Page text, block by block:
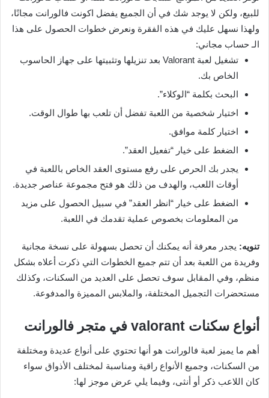
للبيع، ولكن لا يوجد شك في أن الجميع يفضل اكونت فالورانت مجانًا،
ولهذا نسهل عليك في هذه الفقرة ونعرض خطوات الحصول على هذا
الـ حساب مجاني:
تشغيل لعبة Valorant بعد تنزيلها وتثبيتها على جهاز الحاسوب
الخاص بك.
البحث بكلمة “الوكلاء”.
اختيار شخصية من اللعبة تفضل أن تلعب بها طوال الوقت.
اختيار كلمة موافق.
الضغط على خيار “تفعيل العقد”.
يجدر بك الحرص على رفع مستوى العقد الخاص باللعبة في
أوقات اللعب، والهدف من ذلك هو فتح مجموعة عناصر جديدة.
الضغط على خيار “انظر العقد” في سبيل الحصول على مزيد
من المعلومات بخصوص عملية تقدمك في اللعبة.
تنويه: يجدر معرفة أنه يمكنك أن تحصل بسهولة على نسخة مجانية
وفريدة من اللعبة بعد أن تتم جميع الخطوات التي ذكرت أعلاه بشكل
منظم، وفي المقابل سوف تحصل على العديد من السكنات، وكذلك
مستحضرات التجميل المختلفة، والملابس المميزة والمدفوعة.
أنواع سكنات valorant في متجر فالورانت
أهم ما يميز لعبة فالورانت هو أنها تحتوي على أنواع عديدة ومختلفة
من السكنات، وجميع الأنواع راقية ومناسبة لمختلف الأذواق سواء
كان اللاعب ذكر أو أنثى، وفيما يلي عرض موجز لها: